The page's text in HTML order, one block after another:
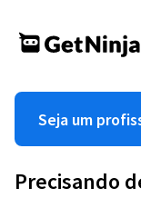
Seja um
Precisando